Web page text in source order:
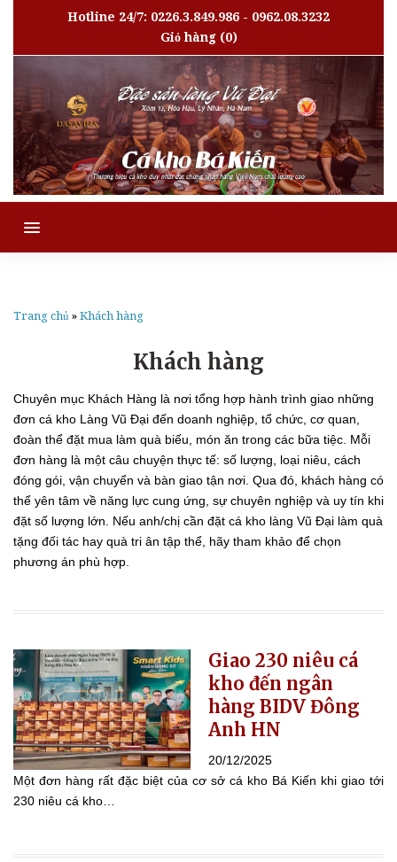
Hotline 24/7: 0226.3.849.986 - 0962.08.3232
Giỏ hàng(0)
MENU
Trang chủ » Khách hàng
Khách hàng
Chuyên mục Khách Hàng là nơi tổng hợp hành trình giao những
đơn cá kho Làng Vũ Đại đến doanh nghiệp, tổ chức, cơ quan,
đoàn thể đặt mua làm quà biếu, món ăn trong các bữa tiệc. Mỗi
đơn hàng là một câu chuyện thực tế: số lượng, loại niêu, cách
đóng gói, vận chuyển và bàn giao tận nơi. Qua đó, khách hàng có
thể yên tâm về năng lực cung ứng, sự chuyên nghiệp và uy tín khi
đặt số lượng lớn. Nếu anh/chị cần đặt cá kho làng Vũ Đại làm quà
tặng đối tác hay quà tri ân tập thể, hãy tham khảo để chọn
phương án phù hợp.
Giao 230 niêu cá
kho đến ngân
hàng BIDV Đông
Anh HN
20/12/2025
Một đơn hàng rất đặc biệt của cơ sở cá kho Bá Kiến khi giao tới
230 niêu cá kho…